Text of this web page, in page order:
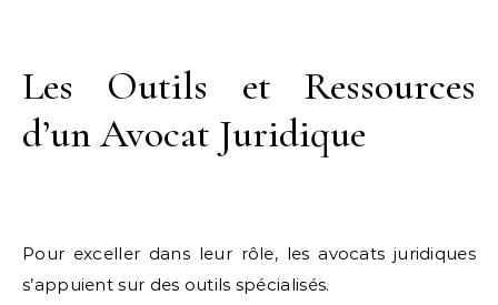
Les Outils et Ressources
d’un Avocat Juridique
Pour exceller dans leur rôle, les avocats juridiques
s’appuient sur des outils spécialisés.